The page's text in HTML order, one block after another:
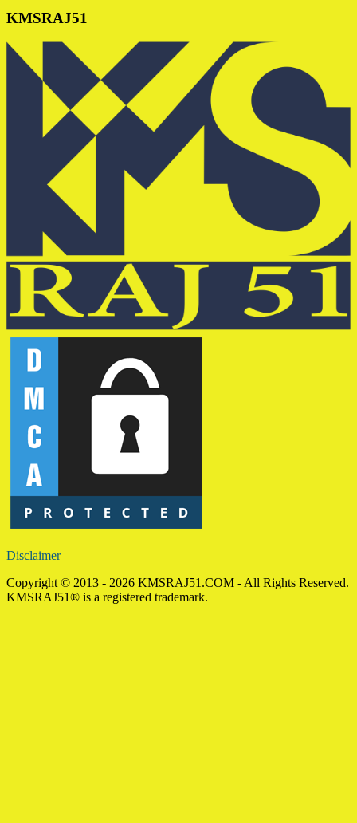
KMSRAJ51
Disclaimer
Copyright © 2013 - 2026 KMSRAJ51.COM - All Rights Reserved.
KMSRAJ51® is a registered trademark.